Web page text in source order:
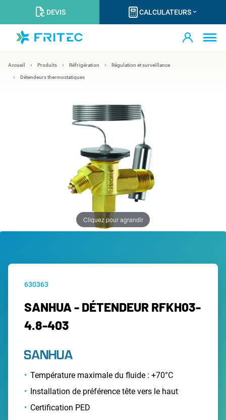
DEVIS CALCULATEURS
Accueil Produits Réfrigération Régulation et surveillance
Détendeurs thermostatiques
Cliquez pour agrandir
630363
SANHUA - DÉTENDEUR RFKH03-
4.8-403
Température maximale du fluide : +70°C
Installation de préférence tête vers le haut
Certification PED